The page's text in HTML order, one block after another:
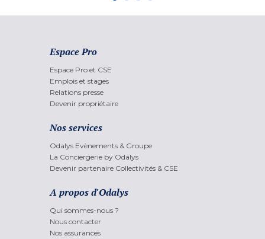
Espace Pro
Espace Pro et CSE
Emplois et stages
Relations presse
Devenir propriétaire
Nos services
Odalys Evènements & Groupe
La Conciergerie by Odalys
Devenir partenaire Collectivités & CSE
A propos d'Odalys
Qui sommes-nous ?
Nous contacter
Nos assurances